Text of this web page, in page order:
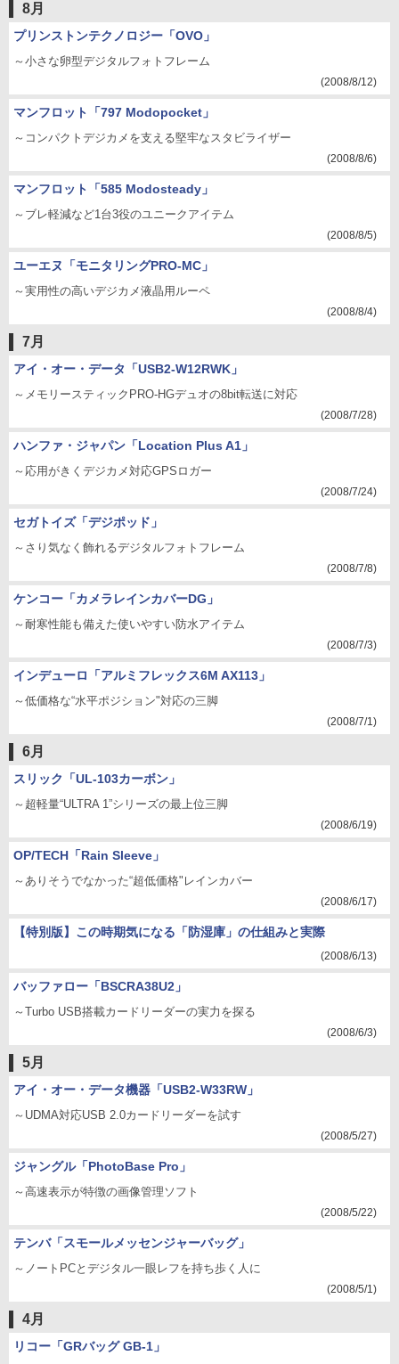
8月
プリンストンテクノロジー「OVO」
～小さな卵型デジタルフォトフレーム
(2008/8/12)
マンフロット「797 Modopocket」
～コンパクトデジカメを支える堅牢なスタビライザー
(2008/8/6)
マンフロット「585 Modosteady」
～ブレ軽減など1台3役のユニークアイテム
(2008/8/5)
ユーエヌ「モニタリングPRO-MC」
～実用性の高いデジカメ液晶用ルーペ
(2008/8/4)
7月
アイ・オー・データ「USB2-W12RWK」
～メモリースティックPRO-HGデュオの8bit転送に対応
(2008/7/28)
ハンファ・ジャパン「Location Plus A1」
～応用がきくデジカメ対応GPSロガー
(2008/7/24)
セガトイズ「デジポッド」
～さり気なく飾れるデジタルフォトフレーム
(2008/7/8)
ケンコー「カメラレインカバーDG」
～耐寒性能も備えた使いやすい防水アイテム
(2008/7/3)
インデューロ「アルミフレックス6M AX113」
～低価格な“水平ポジション"対応の三脚
(2008/7/1)
6月
スリック「UL-103カーボン」
～超軽量“ULTRA 1”シリーズの最上位三脚
(2008/6/19)
OP/TECH「Rain Sleeve」
～ありそうでなかった“超低価格"レインカバー
(2008/6/17)
【特別版】この時期気になる「防湿庫」の仕組みと実際
(2008/6/13)
バッファロー「BSCRA38U2」
～Turbo USB搭載カードリーダーの実力を探る
(2008/6/3)
5月
アイ・オー・データ機器「USB2-W33RW」
～UDMA対応USB 2.0カードリーダーを試す
(2008/5/27)
ジャングル「PhotoBase Pro」
～高速表示が特徴の画像管理ソフト
(2008/5/22)
テンバ「スモールメッセンジャーバッグ」
～ノートPCとデジタル一眼レフを持ち歩く人に
(2008/5/1)
4月
リコー「GRバッグ GB-1」